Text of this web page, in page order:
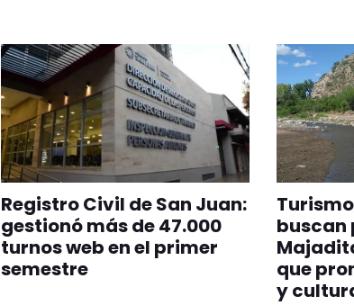
Registro Civil de San Juan:
gestionó más de 47.000
turnos web en el primer
semestre
buscan
que
y